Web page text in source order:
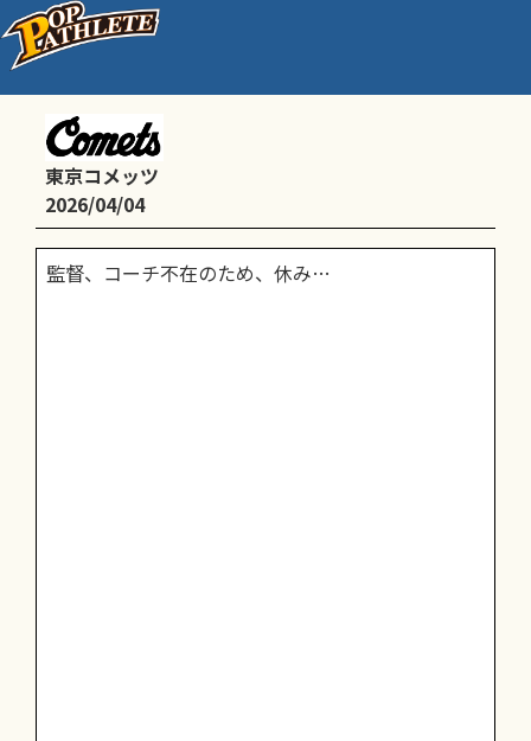
3部（4年生以下）
東京コメッツ
2026/04/04
監督、コーチ不在のため、休み…